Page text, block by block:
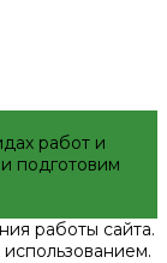
работ и
подготовим
работы сайта.